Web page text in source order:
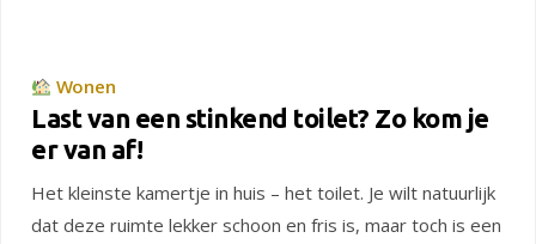
Wonen
Last van een stinkend toilet? Zo kom je
er van af!
Het kleinste kamertje in huis – het toilet. Je wilt natuurlijk
dat deze ruimte lekker schoon en fris is, maar toch is een